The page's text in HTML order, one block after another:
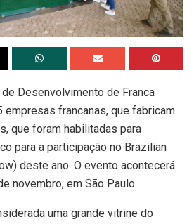
Desenvolvimento de Franca
empresas francanas, que fabricam
que foram habilitadas para
para a participação no Brazilian
deste ano. O evento acontecerá
novembro, em São Paulo.
uma grande vitrine do